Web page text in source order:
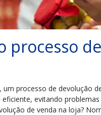
processo
processo de devolução
evitando
de venda na loja?